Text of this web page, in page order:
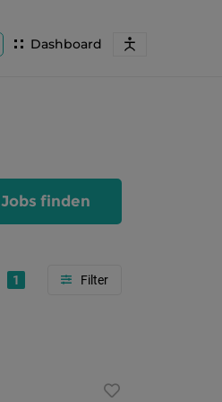
Dashboard
Jobs finden
1